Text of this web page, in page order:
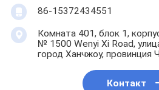
86-15372434551
Комната 401, блок 1,
№ 1500 Wenyi Xi Road,
город Ханчжоу, провинция
Контакт